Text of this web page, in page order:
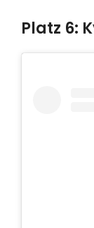
Platz 6: